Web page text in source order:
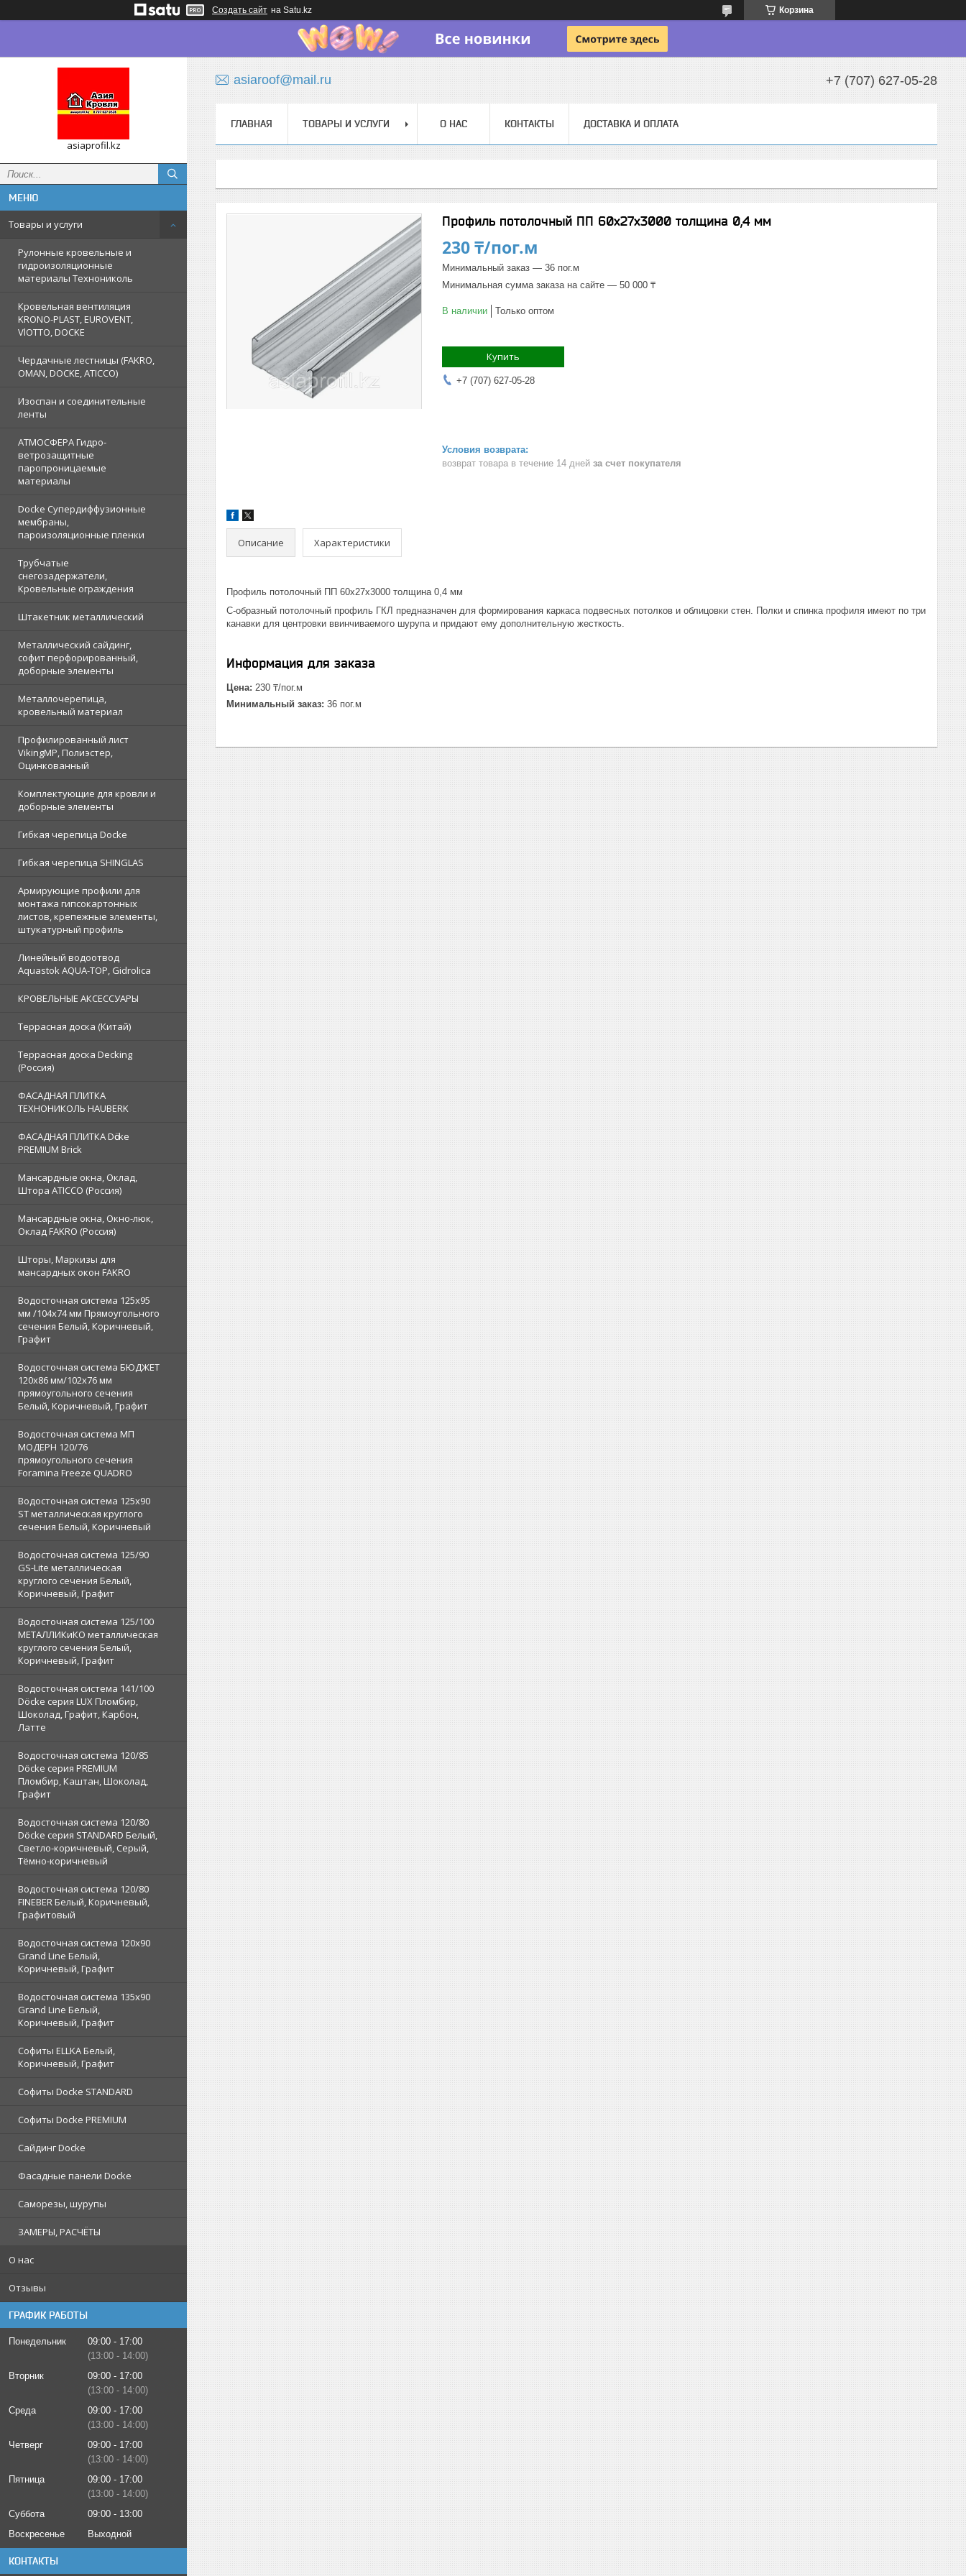
Создать сайт на Satu.kz Корзина
asiaprofil.kz
Товары и услуги
Рулонные кровельные и
гидроизоляционные
материалы Технониколь
Кровельная вентиляция
KRONO-PLAST, EUROVENT,
VlOTTO, DOCKE
Чердачные лестницы (FAKRO,
OMAN, DOCKE, ATICCO)
Изоспан и соединительные
ленты
АТМОСФЕРА Гидро-
ветрозащитные
паропроницаемые
материалы
Docke Супердиффузионные
мембраны,
пароизоляционные пленки
Трубчатые
снегозадержатели,
Кровельные ограждения
Штакетник металлический
Металлический сайдинг,
софит перфорированный,
доборные элементы
Металлочерепица,
кровельный материал
Профилированный лист
VikingMP, Полиэстер,
Оцинкованный
Комплектующие для кровли и
доборные элементы
Гибкая черепица Docke
Гибкая черепица SHINGLAS
Армирующие профили для
монтажа гипсокартонных
листов, крепежные элементы,
штукатурный профиль
Линейный водоотвод
Aquastok AQUA-TOP, Gidrolica
КРОВЕЛЬНЫЕ АКСЕССУАРЫ
Террасная доска (Китай)
Террасная доска Decking
(Россия)
ФАСАДНАЯ ПЛИТКА
ТЕХНОНИКОЛЬ HAUBERK
ФАСАДНАЯ ПЛИТКА Dӧcke
PREMIUM Brick
Мансардные окна, Оклад,
Штора ATICCO (Россия)
Мансардные окна, Окно-люк,
Оклад FAKRO (Россия)
Шторы, Маркизы для
мансардных окон FAKRO
Водосточная система 125х95
мм /104х74 мм Прямоугольного
сечения Белый, Коричневый,
Графит
Водосточная система БЮДЖЕТ
120х86 мм/102х76 мм
прямоугольного сечения
Белый, Коричневый, Графит
Водосточная система МП
МОДЕРН 120/76
прямоугольного сечения
Foramina Freeze QUADRO
Водосточная система 125x90
ST металлическая круглого
сечения Белый, Коричневый
Водосточная система 125/90
GS-Lite металлическая
круглого сечения Белый,
Коричневый, Графит
Водосточная система 125/100
МЕТАЛЛИКиКО металлическая
круглого сечения Белый,
Коричневый, Графит
Водосточная система 141/100
Döcke серия LUX Пломбир,
Шоколад, Графит, Карбон,
Латте
Водосточная система 120/85
Döcke серия PREMIUM
Пломбир, Каштан, Шоколад,
Графит
Водосточная система 120/80
Döcke серия STANDARD Белый,
Светло-коричневый, Серый,
Тёмно-коричневый
Водосточная система 120/80
FINEBER Белый, Коричневый,
Графитовый
Водосточная система 120x90
Grand Line Белый,
Коричневый, Графит
Водосточная система 135x90
Grand Line Белый,
Коричневый, Графит
Софиты ELLKA Белый,
Коричневый, Графит
Софиты Docke STANDARD
Софиты Docke PREMIUM
Сайдинг Docke
Фасадные панели Docke
Саморезы, шурупы
ЗАМЕРЫ, РАСЧЁТЫ
О нас
Отзывы
ГРАФИК РАБОТЫ
Понедельник 09:00
17:00
13:00
14:00
Вторник
09:00
17:00
13:00
14:00
Среда
09:00
17:00
13:00
14:00
Четверг
09:00
17:00
13:00
14:00
Пятница
09:00
17:00
13:00
14:00
Суббота
09:00
13:00
Воскресенье
Выходной
КОНТАКТЫ
asiaroof@mail.ru +7 (707) 627-05-28
ГЛАВНАЯ ТОВАРЫ И УСЛУГИ О НАС КОНТАКТЫ ДОСТАВКА И ОПЛАТА
Профиль потолочный ПП 60х27х3000 толщина 0,4 мм
230 ₸/пог.м
Минимальный заказ — 36 пог.м
Минимальная сумма заказа на сайте — 50 000 ₸
В наличии Только оптом
Купить
+7 (707) 627-05-28
возврат товара в течение 14 дней за счет покупателя
Описание Характеристики
Профиль потолочный ПП 60х27х3000 толщина 0,4 мм
С-образный потолочный профиль ГКЛ предназначен для формирования каркаса подвесных потолков и облицовки стен. Полки и спинка профиля имеют по три
канавки для центровки ввинчиваемого шурупа и придают ему дополнительную жесткость.
Информация для заказа
Цена: 230 ₸/пог.м
Минимальный заказ: 36 пог.м